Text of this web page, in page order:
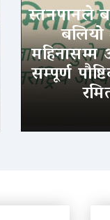
स्तनपानले
सम्पूर्ण